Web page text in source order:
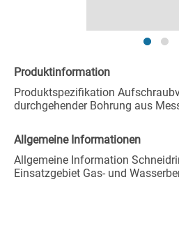
Produktinformation
Produktspezifikation
durchgehender Bohrung aus
Allgemeine Informationen
Allgemeine Information
Einsatzgebiet Gas- und